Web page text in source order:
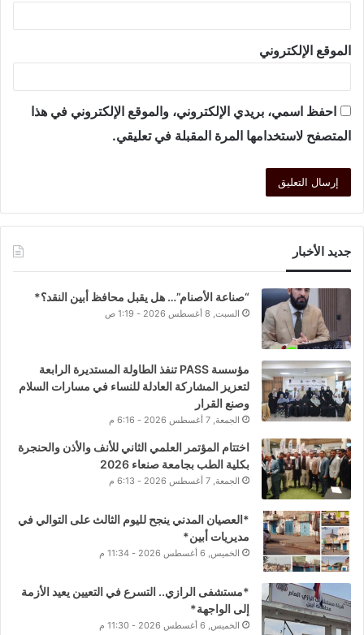
الموقع الإلكتروني
احفظ اسمي، بريدي الإلكتروني، والموقع الإلكتروني في هذا
المتصفح لاستخدامها المرة المقبلة في تعليقي.
جديد الأخبار
“صناعة الأصنام”… هل يقبل محافظ أبين النقد؟*
السبت, 8 أغسطس 2026 - 1:19 ص
مؤسسة PASS تنفذ الطاولة المستديرة الرابعة
لتعزيز المشاركة العادلة للنساء في مسارات السلام
وصنع القرار
الجمعة, 7 أغسطس 2026 - 6:16 م
اختتام المؤتمر العلمي الثاني للأنف والأذن والحنجرة
بكلية الطب بجامعة صنعاء 2026
الجمعة, 7 أغسطس 2026 - 6:13 م
*العصيان المدني ينجح لليوم الثالث على التوالي في
مديريات أبين*
الخميس, 6 أغسطس 2026 - 11:34 م
*مستشفى الرازي.. التسرع في التعيين يعيد الأزمة
إلى الواجهة*
الخميس, 6 أغسطس 2026 - 11:30 م